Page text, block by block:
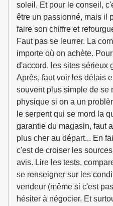
soleil. Et pour le conseil,
être un passionné, mais il
faire son chiffre et
Faut pas se leurrer. La
importe où on achète.
d'accord, les sites sérieux
Après, faut voir les délais
souvent plus simple de se
physique si on a un
le serpent qui se mord la
garantie du magasin, faut
plus cher au départ... En
c'est de croiser les
avis. Lire les tests,
se renseigner sur les
vendeur (même si c'est
hésiter à négocier. Et